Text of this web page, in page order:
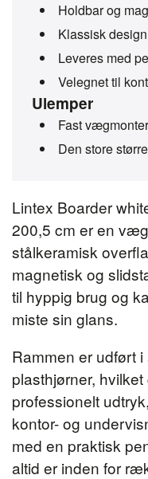
Lintex Boarder
200,5 cm er en
stålkeramisk
magnetisk og
til hyppig brug og
miste sin glans.
Rammen er udført
plasthjørner,
professionelt
kontor- og
med en praktisk
altid er inden for
Holdbar og
Klassisk
Leveres med
Velegnet til
Ulemper
Fast
Den store